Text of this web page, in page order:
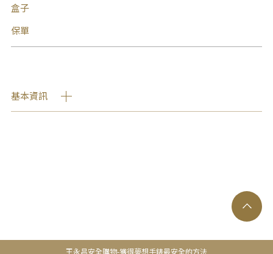
盒子
保單
基本資訊
王永昌安全購物-獲得夢想手錶最安全的方法